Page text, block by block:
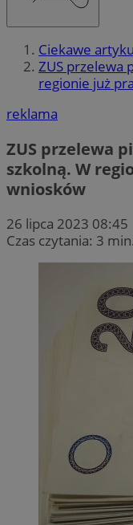
Ciekawe
ZUS przelewa
regionie już
reklama
ZUS przelewa
szkolną. W
wniosków
26 lipca 2023 08:45
Czas czytania: 3 min.